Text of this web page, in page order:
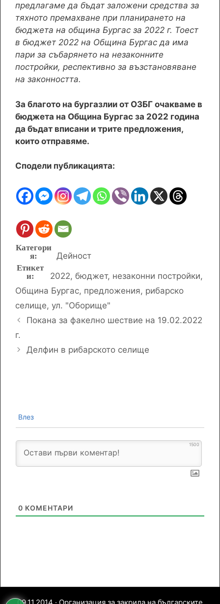
предлагаме да бъдат заложени средства за
тяхното премахване при планирането на
бюджета на община Бургас за 2022 г. Тоест
в бюджет 2022 на Община Бургас да има
пари за събарянето на незаконните
постройки, респективно за възстановяване
на законността.
За благото на бургазлии от ОЗБГ очакваме в
бюджета на Община Бургас за 2022 година
да бъдат вписани и трите предложения,
които отправяме.
Сподели публикацията:
Дейност
2022, бюджет, незаконни постройки,
Община Бургас, предложения, рибарско
селище, ул. "Оборище"
Покана за факелно шествие на 19.02.2022
г.
Делфин в рибарското селище
Влез
1500
0 КОМЕНТАРИ